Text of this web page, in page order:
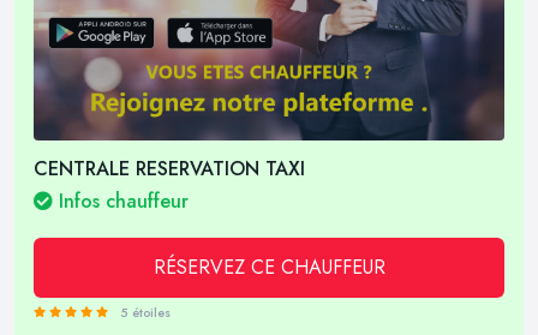
CENTRALE RESERVATION TAXI
Infos chauffeur
RÉSERVEZ CE CHAUFFEUR
5 étoiles